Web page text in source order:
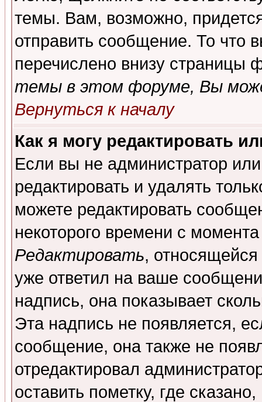
темы. Вам, возможно,
отправить сообщение. То что
перечислено внизу страницы
темы в этом форуме, Вы
Вернуться к началу
Как я могу редактировать
Если вы не администратор
редактировать и удалять
можете редактировать
некоторого времени с
Редактировать,
уже ответил на ваше
надпись, она показывает
Эта надпись не появляется,
сообщение, она также не
отредактировал
оставить пометку, где